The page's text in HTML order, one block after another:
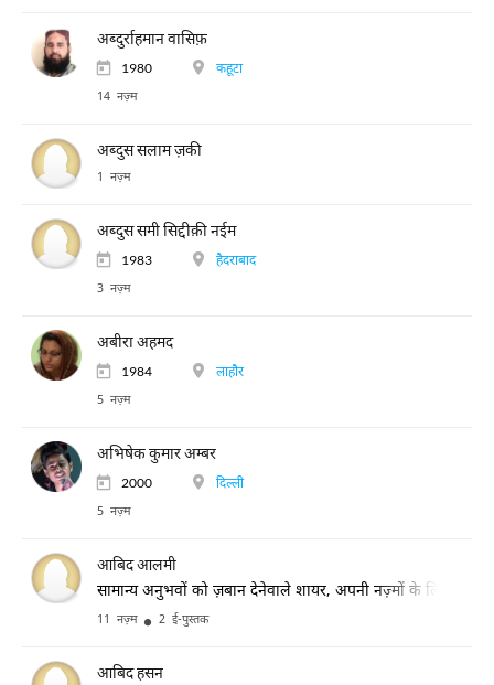
अब्दुर्राहमान वासिफ़
1980 कहूटा
14 नज़्म
अब्दुस सलाम ज़की
1 नज़्म
अब्दुस समी सिद्दीक़ी नईम
1983 हैदराबाद
3 नज़्म
अबीरा अहमद
1984 लाहौर
5 नज़्म
अभिषेक कुमार अम्बर
2000 दिल्ली
5 नज़्म
आबिद आलमी
सामान्य अनुभवों को ज़बान देनेवाले शायर, अपनी नज़्मों के लिए प्रसिद्ध
11 नज़्म 2 ई-पुस्तक
आबिद हसन